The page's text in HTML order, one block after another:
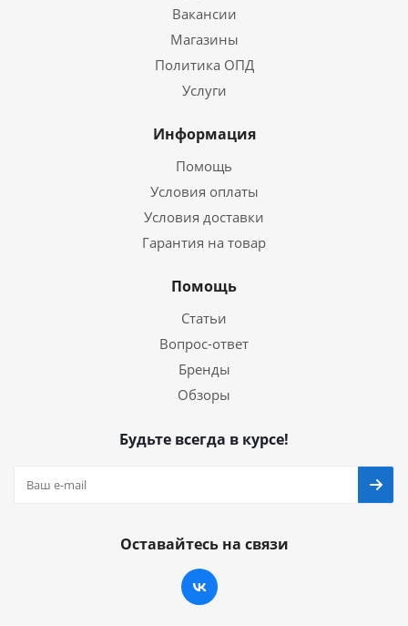
Вакансии
Магазины
Политика ОПД
Услуги
Информация
Помощь
Условия оплаты
Условия доставки
Гарантия на товар
Помощь
Статьи
Вопрос-ответ
Бренды
Обзоры
Будьте всегда в курсе!
Оставайтесь на связи